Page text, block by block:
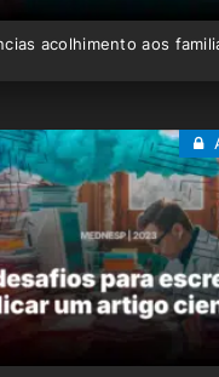
acolhimento aos